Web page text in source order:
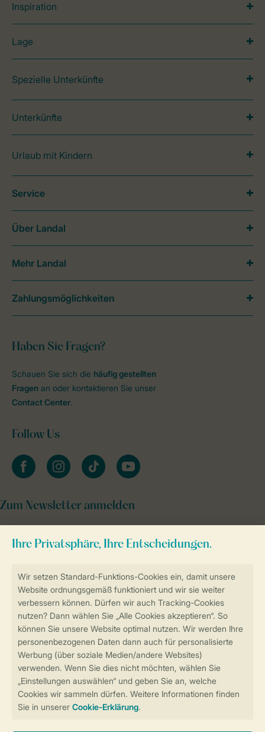
Sicherstellung Deiner Privatsphäre
Sicher und schnell zur Online-Buchung
Sichere Datenübertragung
Sicheres Bezahlen
Inspiration
Lage
Spezielle Unterkünfte
Unterkünfte
Urlaub mit Kindern
Haben Sie Fragen?
Schauen Sie sich die häufig gestellten
Fragen an oder kontaktieren Sie unser
Contact Center.
Follow Us
facebookinstagramtiktok youtube
Zum Newsletter anmelden
Service
Über Landal
Mehr Landal
Zahlungsmöglichkeiten